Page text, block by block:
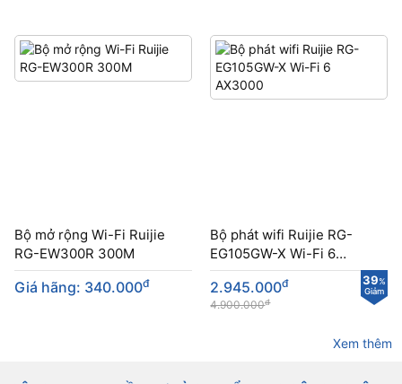
Bộ mở rộng Wi-Fi Ruijie
RG-EW300R 300M
Giá hãng: 340.000đ
Bộ phát wifi Ruijie RG-
EG105GW-X Wi-Fi 6
AX3000
39%
Giảm
2.945.000đ
4.900.000đ
Xem thêm